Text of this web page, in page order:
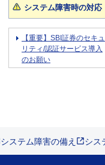
システム障害時の対応
【重要】SBI証券のセキュ
リティ/認証サービス導入
のお願い
システム障害の備え シス